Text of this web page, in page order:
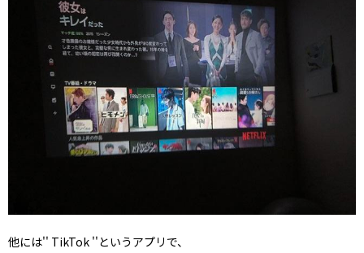
他には'' TikTok ''というアプリで、